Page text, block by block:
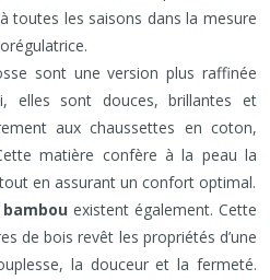
toutes les saisons dans la mesure
sont une version plus raffinée
elles sont douces, brillantes et
aux chaussettes en coton,
matière confère à la peau la
en assurant un confort optimal.
existent également. Cette
de bois revêt les propriétés d’une
la douceur et la fermeté.